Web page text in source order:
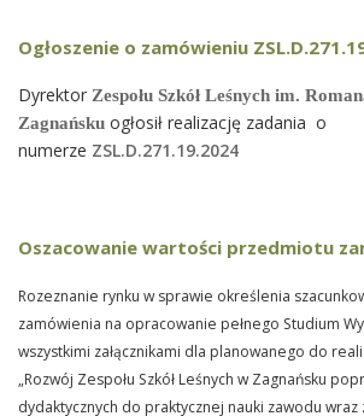
Ogłoszenie o zamówieniu
Dyrektor Zespołu Szkół Leśnych im.
Zagnańsku ogłosił realizację zadania o
numerze ZSL.D.271.19.2024
Oszacowanie wartości przedmiotu
Rozeznanie rynku w sprawie określenia
zamówienia na opracowanie pełnego Studium
wszystkimi załącznikami dla planowanego do
„Rozwój Zespołu Szkół Leśnych w Zagnańsku
dydaktycznych do praktycznej nauki zawodu wraz